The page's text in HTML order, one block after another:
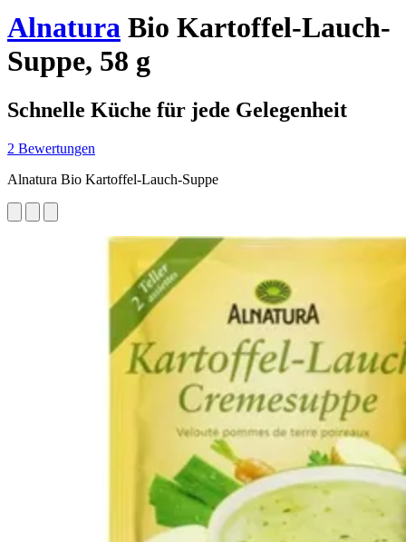
Alnatura Bio Kartoffel-Lauch-
Suppe, 58 g
Schnelle Küche für jede Gelegenheit
2 Bewertungen
Alnatura Bio Kartoffel-Lauch-Suppe